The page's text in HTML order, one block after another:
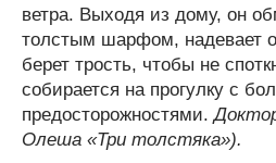
ветра. Выходя из дому, он
толстым шарфом, надевает
берет трость, чтобы не
собирается на прогулку с
предосторожностями.
Олеша «Три толстяка»).